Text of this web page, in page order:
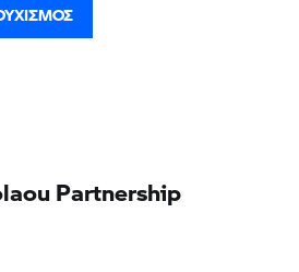
Partnership